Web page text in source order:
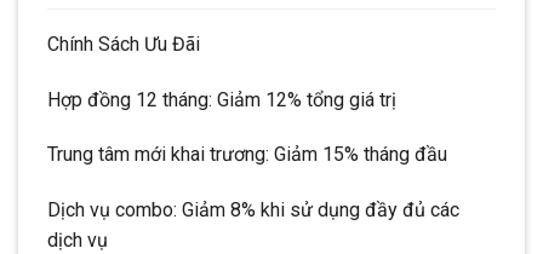
Chính Sách Ưu Đãi
Hợp đồng 12 tháng: Giảm 12% tổng giá trị
Trung tâm mới khai trương: Giảm 15% tháng đầu
Dịch vụ combo: Giảm 8% khi sử dụng đầy đủ các
dịch vụ